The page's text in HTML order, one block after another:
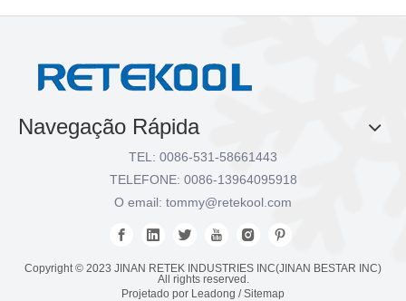
Navegação Rápida
TEL: 0086-531-58661443
TELEFONE: 0086-13964095918
O email: tommy@retekool.com
Copyright © 2023 JINAN RETEK INDUSTRIES INC(JINAN BESTAR INC)
All rights reserved.
Projetado por Leadong /Sitemap